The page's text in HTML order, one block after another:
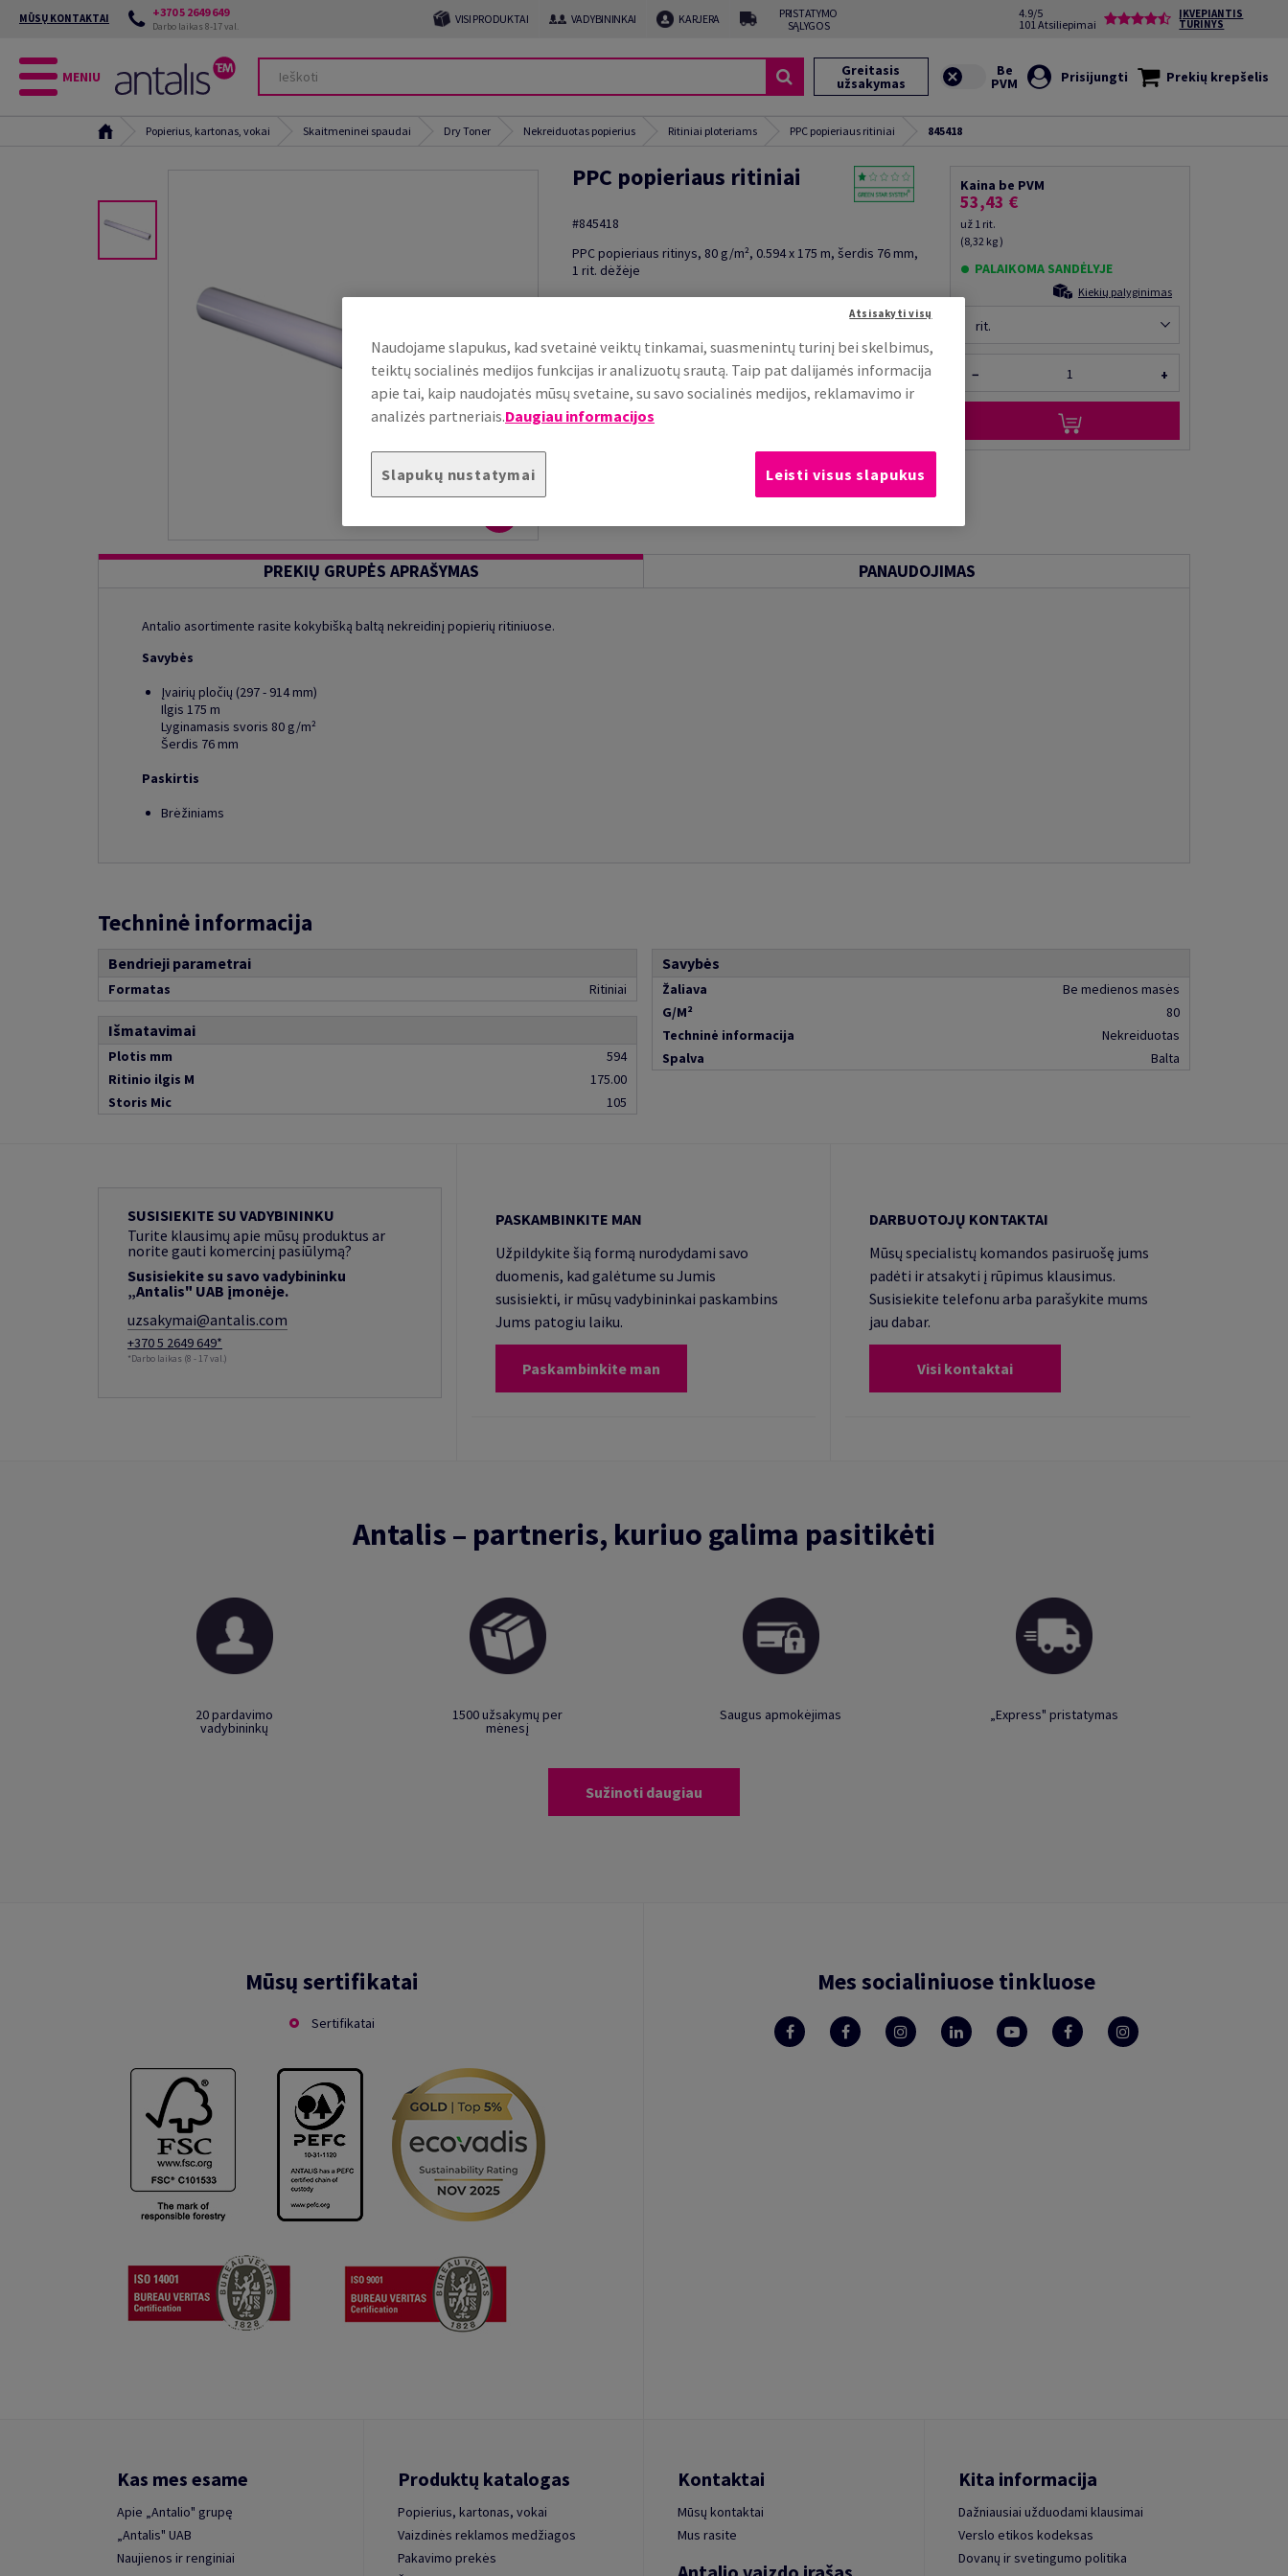
MŪSŲ KONTAKTAI +370 5 2649 649
Darbo laikas 8-17 val. VISI PRODUKTAI VADYBININKAI KARJERA
PRISTATYMO
SĄLYGOS
4.9/5
101 Atsiliepimai
ĮKVEPIANTIS
TURINYS
MENIU Greitasis
užsakymas Prisijungti Prekių krepšelis
Popierius, kartonas, vokai Skaitmeninei spaudai Dry Toner Nekreiduotas popierius Ritiniai ploteriams PPC popieriaus ritiniai 845418
PPC popieriaus ritiniai
#845418
PPC popieriaus ritinys, 80 g/m², 0.594 x 175 m, šerdis 76 mm,
1 rit. dėžėje
Nusiųsti kolegai
Kaina be PVM
53,43 €
už 1 rit.
(8,32 kg )
PALAIKOMA SANDĖLYJE
Kiekių palyginimas
rit.
− +
PREKIŲ GRUPĖS APRAŠYMAS PANAUDOJIMAS
Antalio asortimente rasite kokybišką baltą nekreidinį popierių ritiniuose.
Savybės
Įvairių pločių (297 - 914 mm)
Ilgis 175 m
Lyginamasis svoris 80 g/m²
Šerdis 76 mm
Paskirtis
Brėžiniams
Techninė informacija
Bendrieji parametrai
Formatas Ritiniai
Išmatavimai
Plotis mm
594
Ritinio ilgis M
175.00
Storis Mic
105
Savybės
Žaliava
Be medienos masės
G/M²
80
Techninė informacija
Nekreiduotas
Spalva
Balta
SUSISIEKITE SU VADYBININKU
Turite klausimų apie mūsų produktus ar
norite gauti komercinį pasiūlymą?
Susisiekite su savo vadybininku
„Antalis" UAB įmonėje.
uzsakymai@antalis.com
+370 5 2649 649*
*Darbo laikas (8 - 17 val.)
PASKAMBINKITE MAN
Užpildykite šią formą nurodydami savo
duomenis, kad galėtume su Jumis
susisiekti, ir mūsų vadybininkai paskambins
Jums patogiu laiku.
Paskambinkite man
DARBUOTOJŲ KONTAKTAI
Mūsų specialistų komandos pasiruošę jums
padėti ir atsakyti į rūpimus klausimus.
Susisiekite telefonu arba parašykite mums
jau dabar.
Visi kontaktai
Antalis – partneris, kuriuo galima pasitikėti
20 pardavimo
vadybininkų
1500 užsakymų per
mėnesį
Saugus apmokėjimas „Express" pristatymas
Sužinoti daugiau
Mūsų sertifikatai
Sertifikatai
Mes socialiniuose tinkluose
Kas mes esame
Apie „Antalio" grupę
„Antalis" UAB
Naujienos ir renginiai
Produktų katalogas
Popierius, kartonas, vokai
Vaizdinės reklamos medžiagos
Pakavimo prekės
Kontaktai
Mūsų kontaktai
Mus rasite
Kita informacija
Dažniausiai užduodami klausimai
Verslo etikos kodeksas
Dovanų ir svetingumo politika
Naudojame slapukus, kad svetainė veiktų tinkamai, suasmenintų turinį bei skelbimus,
teiktų socialinės medijos funkcijas ir analizuotų srautą. Taip pat dalijamės informacija
apie tai, kaip naudojatės mūsų svetaine, su savo socialinės medijos, reklamavimo ir
analizės partneriais.Daugiau informacijos
Slapukų nustatymai
Atsisakyti visų
Leisti visus slapukus